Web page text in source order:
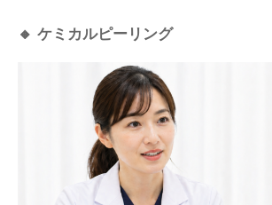
🔸 ケミカルピーリング